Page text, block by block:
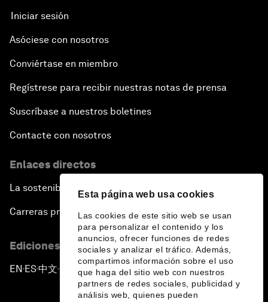
Esta página web usa cookies
Las cookies de este sitio web se usan
para personalizar el contenido y los
anuncios, ofrecer funciones de redes
sociales y analizar el tráfico. Además,
compartimos información sobre el uso
que haga del sitio web con nuestros
partners de redes sociales, publicidad y
análisis web, quienes pueden
Iniciar sesión
Asóciese con nosotros
Conviértase en miembro
Regístrese para recibir nuestras notas de prensa
Suscríbase a nuestros boletines
Contacte con nosotros
Enlaces directos
La sostenibilidad en el Foro
Carreras profesionales
Ediciones en otros idiomas
EN ▪ ES▪中文▪ 日本語